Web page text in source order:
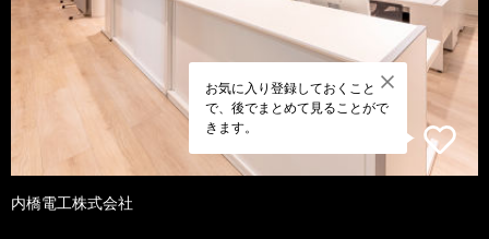
お気に入り登録しておくこと
で、後でまとめて見ることがで
きます。
内橋電工株式会社